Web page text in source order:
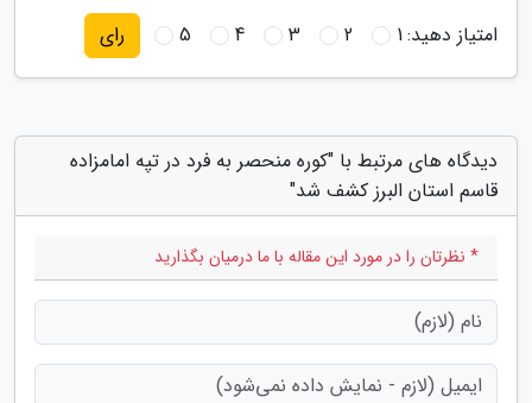
امتیاز دهید:1
2
3
4
5 رای
دیدگاه های مرتبط با "کوره منحصر به فرد در تپه امامزاده
قاسم استان البرز کشف شد"
* نظرتان را در مورد این مقاله با ما درمیان بگذارید